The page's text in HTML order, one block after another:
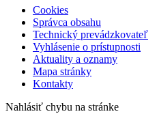
Cookies
Správca obsahu
Technický prevádzkovateľ
Vyhlásenie o prístupnosti
Aktuality a oznamy
Mapa stránky
Kontakty
Nahlásiť chybu na stránke